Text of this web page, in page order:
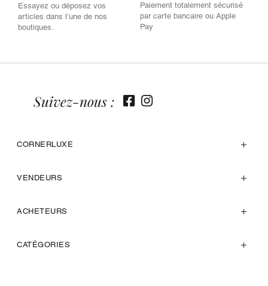
Essayez ou déposez vos
articles dans l’une de nos
boutiques.
Paiement totalement sécurisé
par carte bancaire ou Apple
Pay
CORNERLUXE
VENDEURS
ACHETEURS
CATÉGORIES
Suivez-nous :